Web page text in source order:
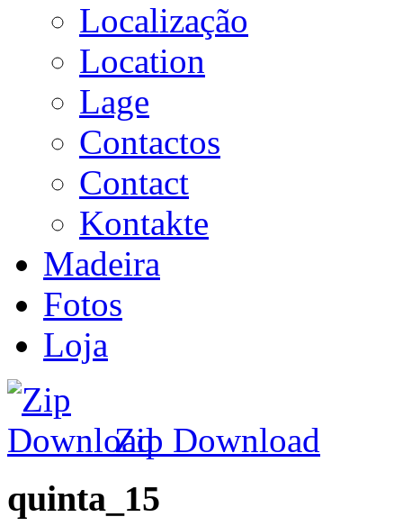
Localização
Location
Lage
Contactos
Contact
Kontakte
Madeira
Fotos
Loja
Zip Download
quinta_15